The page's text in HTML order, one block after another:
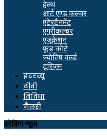
हेल्थ
आर्ट एण्ड कल्चर
एंटेरटैनमेंट
एग्रीकल्चर
एजूकेशन
फूड कोर्ट
ज्योतिष वर्ल्ड
टूरिज़म
इंटरव्यू
टीवी
विविधा
गैलरी
ब्रेकिंग न्यूज